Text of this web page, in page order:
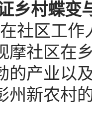
乡村蝶变
社区工
摩社区在
的产业以
州新农村